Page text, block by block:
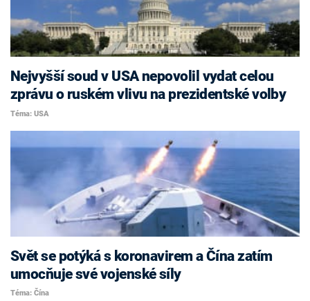
Nejvyšší soud v USA nepovolil vydat celou
zprávu o ruském vlivu na prezidentské volby
Téma: USA
Svět se potýká s koronavirem a Čína zatím
umocňuje své vojenské síly
Téma: Čína